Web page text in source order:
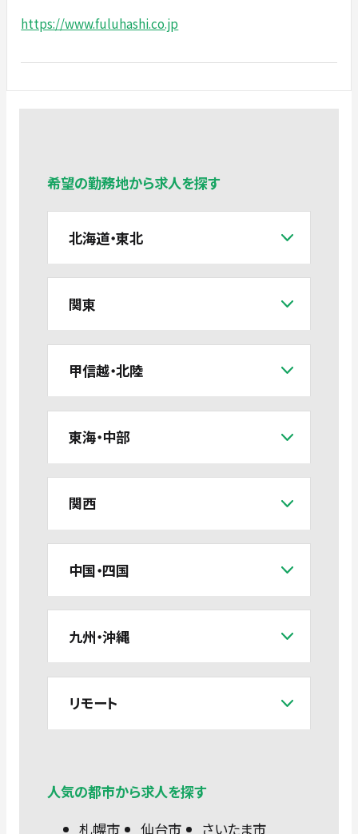
https://www.fuluhashi.co.jp
希望の勤務地から求人を探す
北海道・東北
関東
甲信越・北陸
東海・中部
関西
中国・四国
九州・沖縄
リモート
人気の都市から求人を探す
札幌市
仙台市 さいたま市